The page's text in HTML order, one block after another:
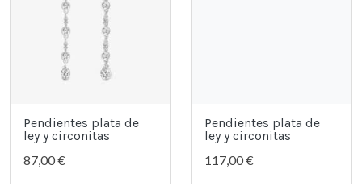
Pendientes plata de
ley y circonitas
87,00 €
Pendientes plata de
ley y circonitas
117,00 €